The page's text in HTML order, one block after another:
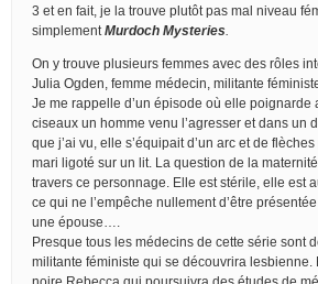
3 et en fait, je la trouve plutôt pas mal niveau
simplement Murdoch Mysteries
On y trouve plusieurs femmes avec des rôles
Julia Ogden, femme médecin, militante
Je me rappelle d’un épisode où elle poignarde
ciseaux un homme venu l’agresser et dans un
que j’ai vu, elle s’équipait d’un arc et de
mari ligoté sur un lit. La question de la
travers ce personnage. Elle est stérile, elle est
ce qui ne l’empêche nullement d’être
une épouse….
Presque tous les médecins de cette série sont
militante féministe qui se découvrira lesbienne.